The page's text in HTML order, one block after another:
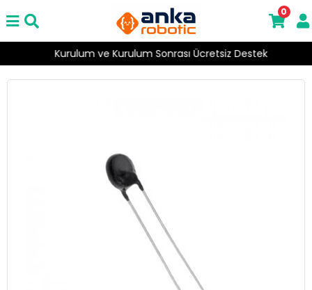
Kurulum ve Kurulum Sonrası Ücretsiz Destek
0